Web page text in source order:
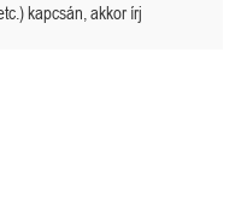
kapcsán, akkor írj